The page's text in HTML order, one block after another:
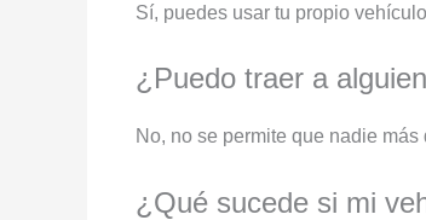
Sí, puedes usar tu propio
¿Puedo traer a
No, no se permite que nadie
¿Qué sucede si mi